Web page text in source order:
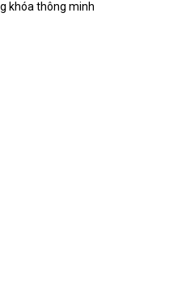
khóa thông minh